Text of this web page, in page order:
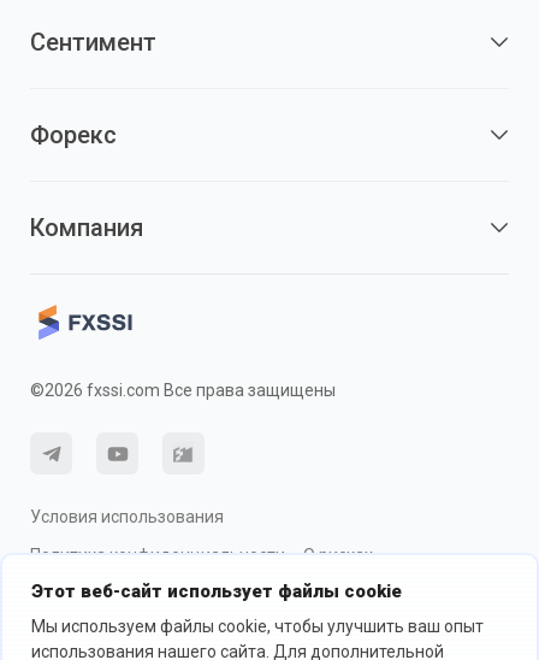
Этот веб-сайт использует файлы cookie
Мы используем файлы cookie, чтобы улучшить ваш опыт
использования нашего сайта. Для дополнительной
Сентимент
Форекс
Компания
©2026 fxssi.com Все права защищены
Условия использования
Политика конфиденциальности
О рисках
Использование cookie